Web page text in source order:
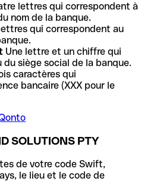
lettres qui correspondent à
nom de la banque.
qui correspondent au
Une lettre et un chiffre qui
siège social de la banque.
caractères qui
bancaire (XXX pour le
SOLUTIONS PTY
de votre code Swift,
le lieu et le code de